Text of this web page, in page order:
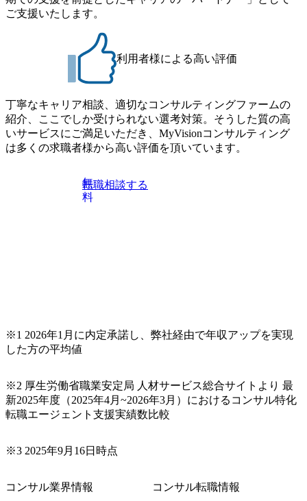
ご支援いたします。
利用者様による高い評価
丁寧なキャリア相談、適切なコンサルティングファームの
紹介、ここでしか受けられない選考対策。そうした質の高
いサービスにご満足いただき、MyVisionコンサルティング
は多くの求職者様から高い評価を頂いています。
無
料
転職相談する
※1 2026年1月に内定承諾し、弊社経由で年収アップを実現
した方の平均値
※2 厚生労働省職業安定局 人材サービス総合サイトより 最
新2025年度（2025年4月~2026年3月）におけるコンサル特化
転職エージェント支援実績数比較
※3 2025年9月16日時点
コンサル業界情報 コンサル転職情報